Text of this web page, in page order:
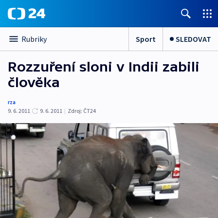
Rubriky Sport SLEDOVAT
Rozzuření sloni v Indii zabili
člověka
rza
9. 6. 2011
9. 6. 2011 | Zdroj: ČT24